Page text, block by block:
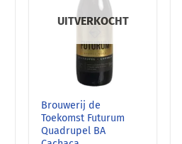
UITVERKOCHT
Brouwerij de
Toekomst Futurum
Quadrupel BA